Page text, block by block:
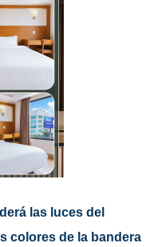
las luces del
colores de la bandera